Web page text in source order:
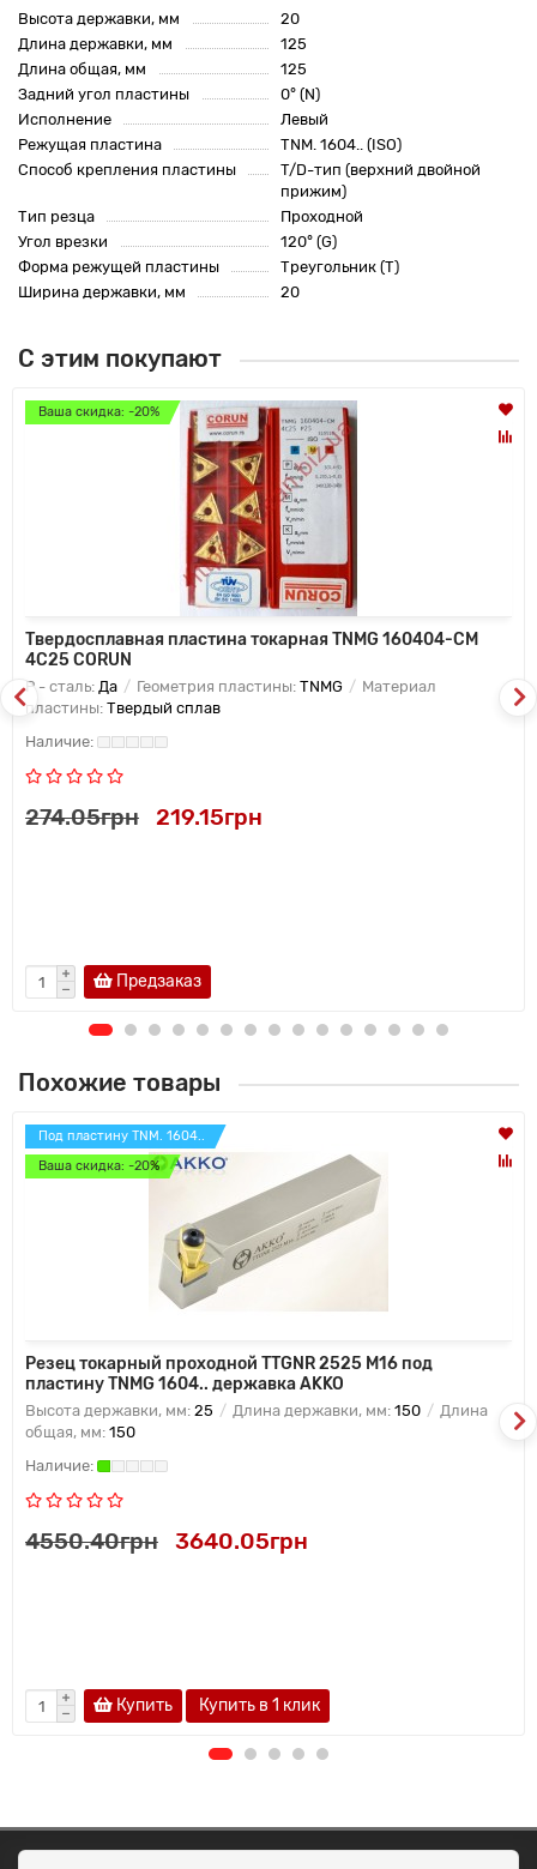
Высота державки, мм
20
Длина державки, мм
125
Длина общая, мм
125
Задний угол пластины
0° (N)
Исполнение
Левый
Режущая пластина
TNM. 1604.. (ISO)
Способ крепления пластины
T/D-тип (верхний двойной
прижим)
Тип резца
Проходной
Угол врезки
120° (G)
Форма режущей пластины
Треугольник (T)
Ширина державки, мм
20
С этим покупают
Ваша скидка: -20%
Твердосплавная пластина токарная TNMG 160404-CM
4C25 CORUN
P - сталь: Да Геометрия пластины: TNMG
Материал
пластины: Твердый сплав
274.05грн 219.15грн
Предзаказ
Похожие товары
Под пластину TNM. 1604..
Ваша скидка: -20%
Резец токарный проходной TTGNR 2525 M16 под
пластину TNMG 1604.. державка AKKO
Высота державки, мм: 25 Длина державки, мм: 150
Длина
общая, мм: 150
4550.40грн 3640.05грн
Купить Купить в 1 клик
ОКЕАН ТРЕЙД